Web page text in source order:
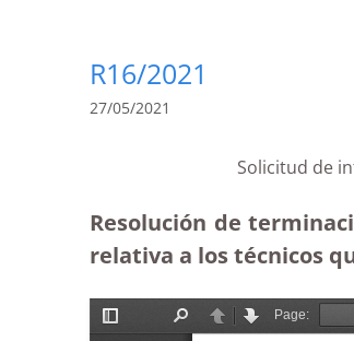
R16/2021
27/05/2021
Solicitud de
Resolución de
relativa a los técnicos